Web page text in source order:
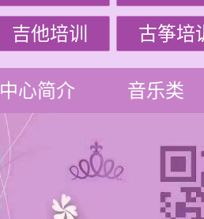
吉他培训 古筝培
中心简介 音乐类